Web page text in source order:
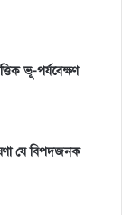
ভূ-পর্যবেক্ষণ
যে বিপদজনক